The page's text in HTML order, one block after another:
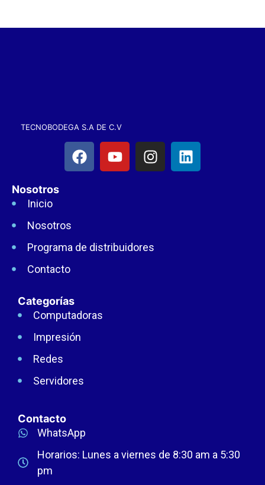
TECNOBODEGA S.A DE C.V
Nosotros
Inicio
Nosotros
Programa de distribuidores
Contacto
Categorías
Computadoras
Impresión
Redes
Servidores
Contacto
WhatsApp
Horarios: Lunes a viernes de 8:30 am a 5:30
pm